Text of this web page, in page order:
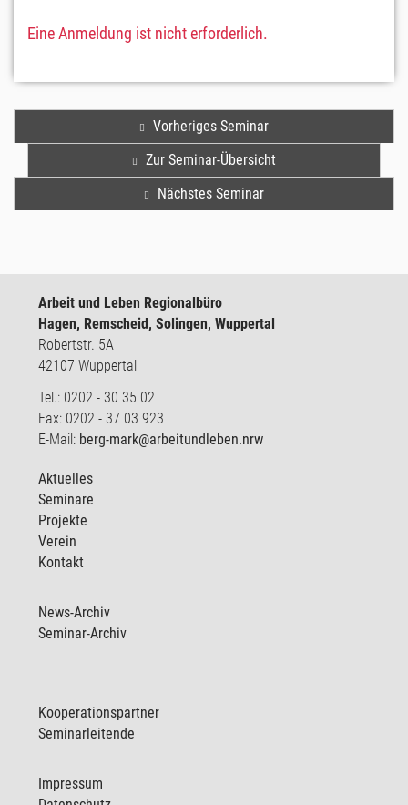
Eine Anmeldung ist nicht erforderlich.
Vorheriges Seminar
Zur Seminar-Übersicht
Nächstes Seminar
Arbeit und Leben Regionalbüro
Hagen, Remscheid, Solingen, Wuppertal
Robertstr. 5A
42107 Wuppertal
Tel.: 0202 - 30 35 02
Fax: 0202 - 37 03 923
E-Mail: berg-mark@arbeitundleben.nrw
Aktuelles
Seminare
Projekte
Verein
Kontakt
News-Archiv
Seminar-Archiv
Kooperationspartner
Seminarleitende
Impressum